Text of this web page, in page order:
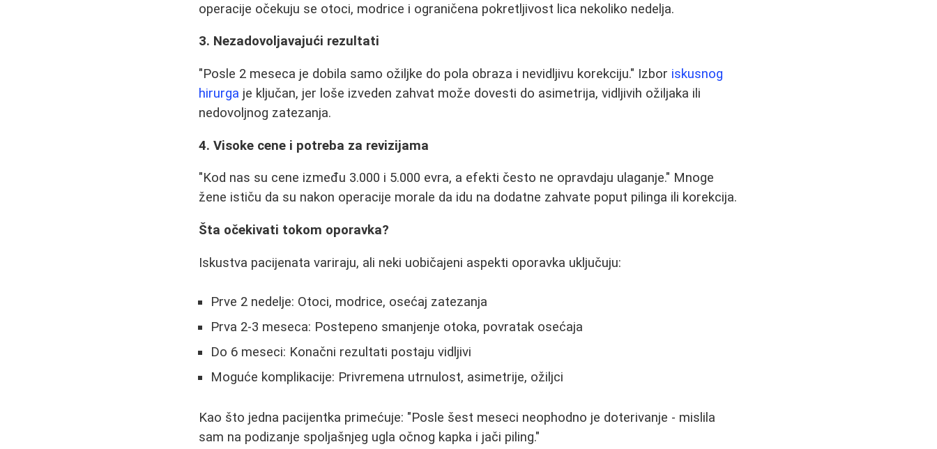
operacije očekuju se otoci, modrice i ograničena pokretljivost lica nekoliko nedelja.
3. Nezadovoljavajući rezultati
"Posle 2 meseca je dobila samo ožiljke do pola obraza i nevidljivu korekciju." Izbor iskusnog
hirurga je ključan, jer loše izveden zahvat može dovesti do asimetrija, vidljivih ožiljaka ili
nedovoljnog zatezanja.
4. Visoke cene i potreba za revizijama
"Kod nas su cene između 3.000 i 5.000 evra, a efekti često ne opravdaju ulaganje." Mnoge
žene ističu da su nakon operacije morale da idu na dodatne zahvate poput pilinga ili korekcija.
Šta očekivati tokom oporavka?
Iskustva pacijenata variraju, ali neki uobičajeni aspekti oporavka uključuju:
Prve 2 nedelje: Otoci, modrice, osećaj zatezanja
Prva 2-3 meseca: Postepeno smanjenje otoka, povratak osećaja
Do 6 meseci: Konačni rezultati postaju vidljivi
Moguće komplikacije: Privremena utrnulost, asimetrije, ožiljci
Kao što jedna pacijentka primećuje: "Posle šest meseci neophodno je doterivanje - mislila
sam na podizanje spoljašnjeg ugla očnog kapka i jači piling."